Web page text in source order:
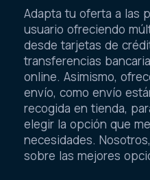
Adapta tu oferta a las
usuario ofreciendo
desde tarjetas de
transferencias
online. Asimismo,
envío, como envío
recogida en tienda,
elegir la opción que
necesidades.
sobre las mejores